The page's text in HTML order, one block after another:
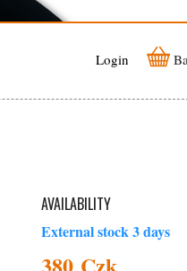
Login
AVAILABILITY
External stock 3 days